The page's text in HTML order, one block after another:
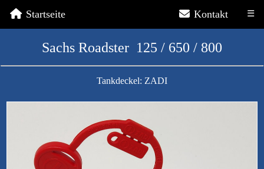
Startseite Kontakt ☰
Sachs Roadster 125 / 650 / 800
Tankdeckel: ZADI